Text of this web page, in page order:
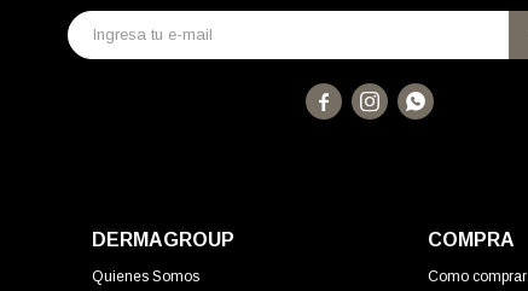
DERMAGROUP
Quienes Somos
COMPRA
Como comprar
  